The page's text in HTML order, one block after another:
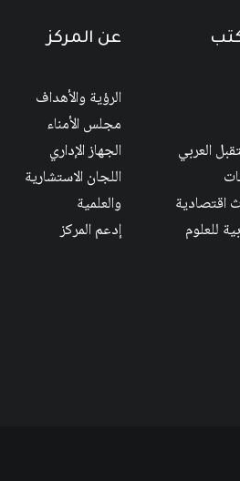
العربي
اقتصادية
للعلوم
عن المركز
الرؤية والأهداف
مجلس الأمناء
الجهاز الإداري
اللجان الاستشارية
والعلمية
إدعم المركز